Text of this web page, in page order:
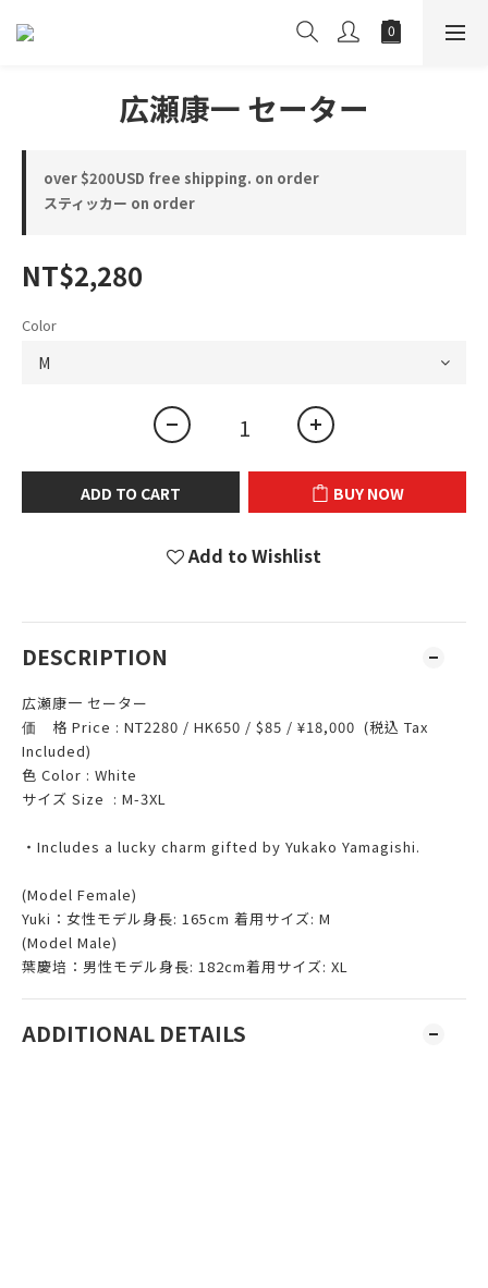
広瀬康一 セーター
over $200USD free shipping. on order
スティッカー on order
NT$2,280
Color
ADD TO CART BUY NOW
Add to Wishlist
DESCRIPTION
広瀬康一 セーター
価 格 Price : NT2280 / HK650 / $85 / ¥18,000 (税込 Tax
Included)
色 Color : White
サイズ Size : M-3XL
‧Includes a lucky charm gifted by Yukako Yamagishi.
(Model Female)
Yuki：女性モデル身長: 165cm 着用サイズ: M
(Model Male)
葉慶培：男性モデル身長: 182cm着用サイズ: XL
ADDITIONAL DETAILS